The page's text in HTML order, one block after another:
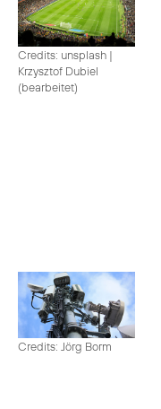
Credits: unsplash |
Krzysztof Dubiel
(bearbeitet)
Credits: Jörg Borm